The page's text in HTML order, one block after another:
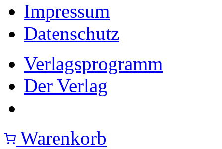
Impressum
Datenschutz
Verlagsprogramm
Der Verlag
Warenkorb